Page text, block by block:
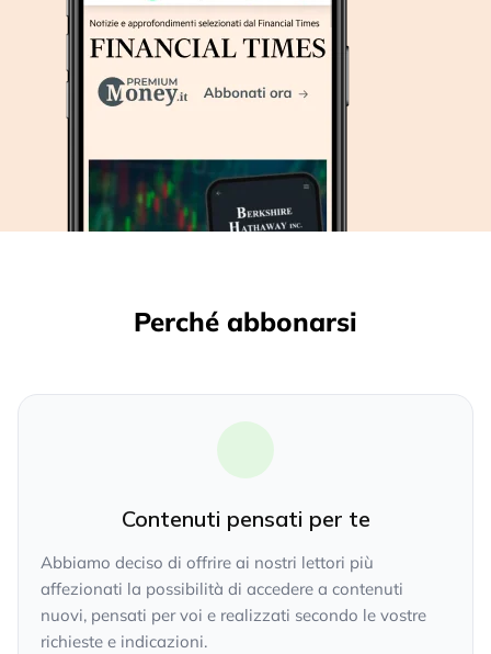
Perché abbonarsi
Contenuti pensati per te
Abbiamo deciso di offrire ai nostri lettori più
affezionati la possibilità di accedere a contenuti
nuovi, pensati per voi e realizzati secondo le vostre
richieste e indicazioni.